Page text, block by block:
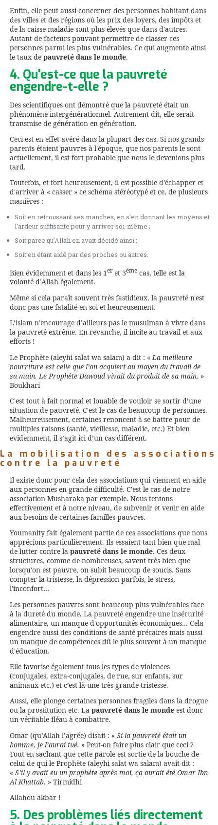
Enfin, elle peut aussi concerner des personnes habitant dans
des villes et des régions où les prix des loyers, des impôts et
de la caisse maladie sont plus élevés que dans d'autres.
Autant de facteurs pouvant permettre de classer ces
personnes parmi les plus vulnérables. Ce qui augmente ainsi
le taux de pauvreté dans le monde.
4. Qu'est-ce que la pauvreté
engendre-t-elle ?
Des scientifiques ont démontré que la pauvreté était un
phénomène intergénérationnel. Autrement dit, elle serait
transmise de génération en génération.
Ceci est en effet avéré dans la plupart des cas. Si nos grands-
parents étaient pauvres à l'époque, que nos parents le sont
actuellement, il est fort probable que nous le devenions plus
tard.
Toutefois, et fort heureusement, il est possible d'échapper et
d'arriver à « casser » ce schéma stéréotypé et ce, de plusieurs
manières :
Soit en retroussant ses manches, en s'en donnant les moyens et
l'ardeur suffisante pour y arriver soi-même ;
Soit parce qu’Allah en avait décidé ainsi ;
Soit en étant aidé par des proches ou autres.
Bien évidemment et dans les 1 eret 3ème cas, telle est la
volonté d’Allah également.
Même si cela paraît souvent très fastidieux, la pauvreté n'est
donc pas une fatalité en soi et heureusement.
L’islam n’encourage d’ailleurs pas le musulman à vivre dans
la pauvreté extrême. En revanche, il incite au travail et aux
efforts !
Le Prophète (aleyhi salat wa salam) a dit : « La meilleure
nourriture est celle que l’on acquiert au moyen du travail de
sa main. Le Prophète Dawoud vivait du produit de sa main. »
Boukhari
C'est tout à fait normal et louable de vouloir se sortir d’une
situation de pauvreté. C'est le cas de beaucoup de personnes.
Malheureusement, certaines renoncent à se battre pour de
multiples raisons (santé, vieillesse, maladie, etc.) Et bien
évidemment, il s’agit ici d’un cas différent.
La mobilisation des associations
contre la pauvreté
Il existe donc pour cela des associations qui viennent en aide
aux personnes en grande difficulté. C'est le cas de notre
association Musharaka par exemple. Nous tentons
effectivement et à notre niveau, de subvenir et venir en aide
aux besoins de certaines familles pauvres.
Youmanity fait également partie de ces associations que nous
apprécions particulièrement. Ils essaient tant bien que mal
de lutter contre la pauvreté dans le monde. Ces deux
structures, comme de nombreuses, savent très bien que
lorsqu'on est pauvre, on subit beaucoup de soucis. Sans
compter la tristesse, la dépression parfois, le stress,
l'inconfort…
Les personnes pauvres sont beaucoup plus vulnérables face
à la dureté du monde. La pauvreté engendre une insécurité
alimentaire, un manque d'opportunités économiques… Cela
engendre aussi des conditions de santé précaires mais aussi
un manque de compétences dû le plus souvent à un manque
d'éducation.
Elle favorise également tous les types de violences
(conjugales, extra-conjugales, de rue, sur enfants, sur
animaux etc.) et c’est là une très grande tristesse.
Aussi, elle plonge certaines personnes fragiles dans la drogue
ou la prostitution etc. La pauvreté dans le monde est donc
un véritable fléau à combattre.
Omar (qu’Allah l’agrée) disait : « Si la pauvreté était un
homme, je l’aurai tué. » Peut-on faire plus clair que ceci ?
Tout en sachant que cette parole est sortie de la bouche de
celui de qui le Prophète (aleyhi salat wa salam) avait dit :
« S’il y avait eu un prophète après moi, ça aurait été OmarIbn
Al Khattab. » Tirmidhi
Allahou akbar !
5. Des problèmes liés directement